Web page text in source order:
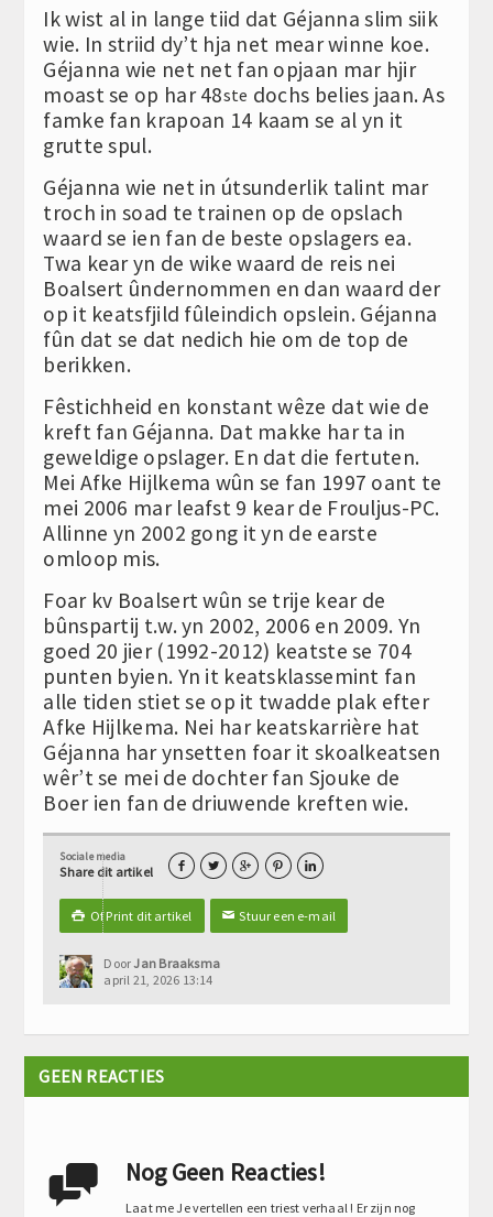
Ik wist al in lange tiid dat Géjanna slim siik
wie. In striid dy’t hja net mear winne koe.
Géjanna wie net net fan opjaan mar hjir
moast se op har 48ste dochs belies jaan. As
famke fan krapoan 14 kaam se al yn it
grutte spul.
Géjanna wie net in útsunderlik talint mar
troch in soad te trainen op de opslach
waard se ien fan de beste opslagers ea.
Twa kear yn de wike waard de reis nei
Boalsert ûndernommen en dan waard der
op it keatsfjild fûleindich opslein. Géjanna
fûn dat se dat nedich hie om de top de
berikken.
Fêstichheid en konstant wêze dat wie de
kreft fan Géjanna. Dat makke har ta in
geweldige opslager. En dat die fertuten.
Mei Afke Hijlkema wûn se fan 1997 oant te
mei 2006 mar leafst 9 kear de Frouljus-PC.
Allinne yn 2002 gong it yn de earste
omloop mis.
Foar kv Boalsert wûn se trije kear de
bûnspartij t.w. yn 2002, 2006 en 2009. Yn
goed 20 jier (1992-2012) keatste se 704
punten byien. Yn it keatsklassemint fan
alle tiden stiet se op it twadde plak efter
Afke Hijlkema. Nei har keatskarrière hat
Géjanna har ynsetten foar it skoalkeatsen
wêr’t se mei de dochter fan Sjouke de
Boer ien fan de driuwende kreften wie.
Sociale media
Share dit artikel     
 Of Print dit artikel ✉Stuur een e-mail
DoorJan Braaksma
april 21, 2026 13:14
GEEN REACTIES
 Nog Geen Reacties!
Laat me Je vertellen een triest verhaal ! Er zijn nog